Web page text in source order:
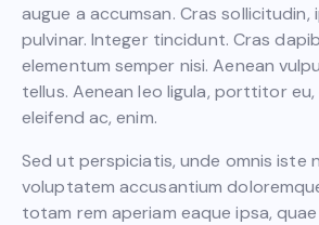
augue a accumsan. Cras
pulvinar. Integer tincidunt. Cras
elementum semper nisi. Aenean
tellus. Aenean leo ligula, porttitor
eleifend ac, enim.
Sed ut perspiciatis, unde omnis iste
voluptatem accusantium
totam rem aperiam eaque ipsa,